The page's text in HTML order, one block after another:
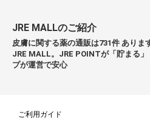
JRE MALLのご紹介
皮膚に関する薬の通販は731件 ありま
JRE MALL。JRE POINTが「貯まる
プが運営で安心
ご利用ガイド